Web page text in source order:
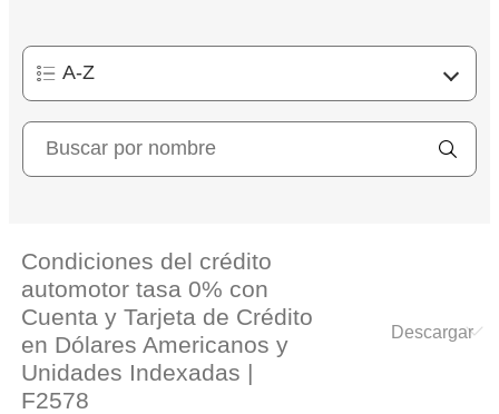
Condiciones del crédito
automotor tasa 0% con
Cuenta y Tarjeta de Crédito
en Dólares Americanos y
Unidades Indexadas |
F2578